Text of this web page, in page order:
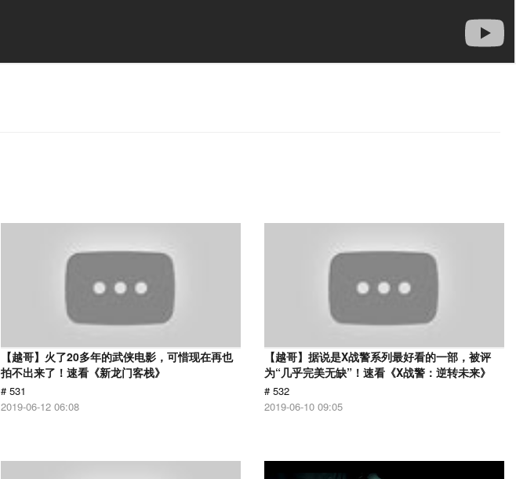
【越哥】火了20多年的武侠电影，可惜现在再也
拍不出来了！速看《新龙门客栈》
# 531
2019-06-12 06:08
【越哥】据说是X战警系列最好看的一部，被评
为“几乎完美无缺”！速看《X战警：逆转未来》
# 532
2019-06-10 09:05